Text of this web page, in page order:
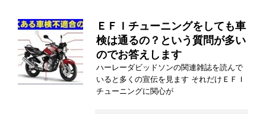
ＥＦＩチューニングをしても車
検は通るの？という質問が多い
のでお答えします
ハーレーダビッドソンの関連雑誌を読んで
いると多くの宣伝を見ます それだけＥＦＩ
チューニングに関心が